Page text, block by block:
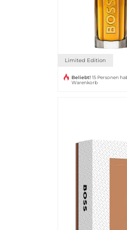
Limited Edition
Beliebt! 15 Personen
Warenkorb